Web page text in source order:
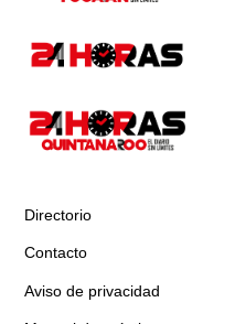
Directorio
Contacto
Aviso de privacidad